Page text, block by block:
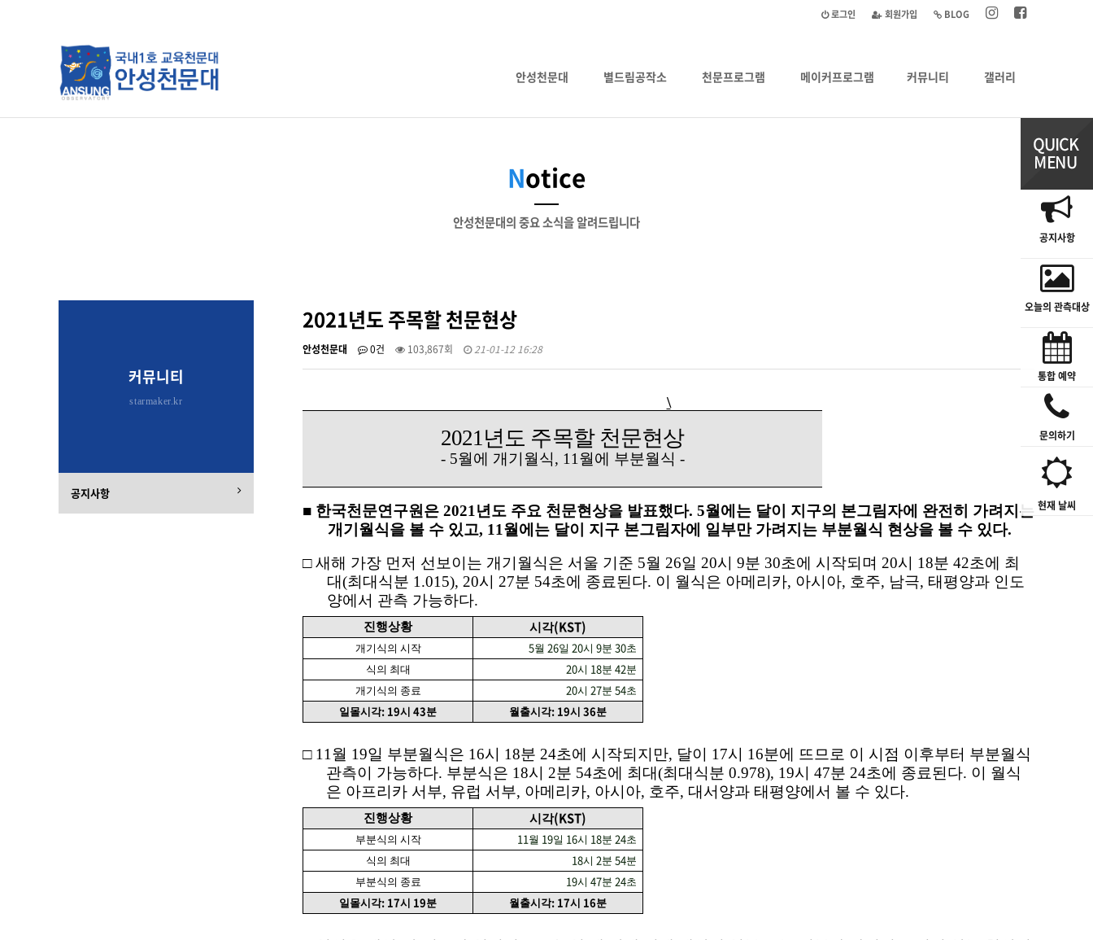
BLOG
회원가입
로그인
안성천문대 별드림공작소 천문프로그램 메이커프로그램 커뮤니티
하위분류
갤러리
공지사항
오늘의 관측대상
통합 예약
문의하기
현재 날씨
Notice
안성천문대의 중요 소식을 알려드립니다
2021년도 주목할 천문현상
안성천문대 0건 103,867회 21-01-12 16:28
\
2021년도 주목할 천문현상
- 5월에 개기월식, 11 월에 부분월식 -
■ 한국천문연구원은 2021 년도 주요 천문현상을 발표했다. 5월에는 달이 지구의 본그림자에 완전히 가려지는
개기월식을 볼 수 있고, 11월에는 달이 지구 본그림자에 일부만 가려지는 부분월식 현상을 볼 수 있다.
□새해 가장 먼저 선보이는 개기월식은 서울 기준 5월 26일 20시 9분 30초에 시작되며 20시 18분 42초에 최
대(최대식분 1.015), 20시 27분 54초에 종료된다. 이 월식은 아메리카, 아시아, 호주, 남극, 태평양과 인도
양에서 관측 가능하다.
진행상황 시각(KST)
개기식의 시작 5월26일20시9분 30초
식의 최대
20시 18분42분
개기식의 종료
20시27분 54초
일몰시각: 19시 43분 월출시각: 19시 36분
□ 11월 19일 부분월식은 16시 18분 24초에 시작되지만, 달이 17시 16분에 뜨므로 이 시점 이후부터 부분월식
관측이 가능하다. 부분식은 18시 2분 54초에 최대(최대식분 0.978), 19시 47분 24초에 종료된다. 이 월식
은 아프리카 서부, 유럽 서부, 아메리카, 아시아, 호주, 대서양과 태평양에서 볼 수 있다.
진행상황 시각(KST)
부분식의 시작 11월 19일 16시 18분24초
식의 최대
18시2분 54분
부분식의 종료
19시47분24초
일몰시각: 17시 19분 월출시각: 17시 16분
커뮤니티
starmaker.kr
공지사항